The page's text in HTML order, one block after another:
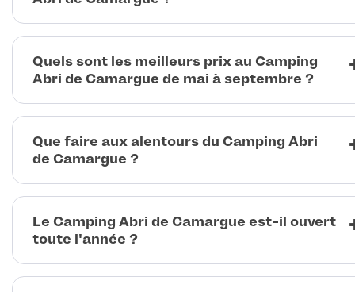
Quels sont les meilleurs prix au Camping
Abri de Camargue de mai à septembre ?
Que faire aux alentours du Camping Abri
de Camargue ?
Le Camping Abri de Camargue est-il ouvert
toute l'année ?